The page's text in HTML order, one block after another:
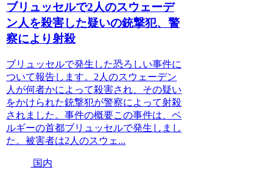
ブリュッセルで2人のスウェーデ
ン人を殺害した疑いの銃撃犯、警
察により射殺
ブリュッセルで発生した恐ろしい事件に
ついて報告します。2人のスウェーデン
人が何者かによって殺害され、その疑い
をかけられた銃撃犯が警察によって射殺
されました。事件の概要この事件は、ベ
ルギーの首都ブリュッセルで発生しまし
た。被害者は2人のスウェ...
国内